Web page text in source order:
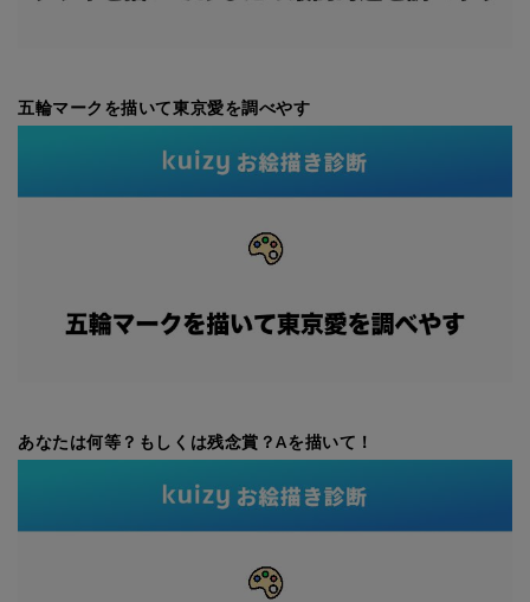
五輪マークを描いて東京愛を調べやす
あなたは何等？もしくは残念賞？Aを描いて！